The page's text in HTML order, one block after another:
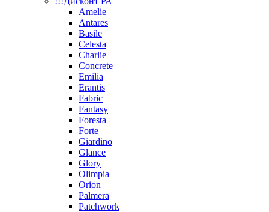
Amelie
Antares
Basile
Celesta
Charlie
Concrete
Emilia
Erantis
Fabric
Fantasy
Foresta
Forte
Giardino
Glance
Glory
Olimpia
Orion
Palmera
Patchwork